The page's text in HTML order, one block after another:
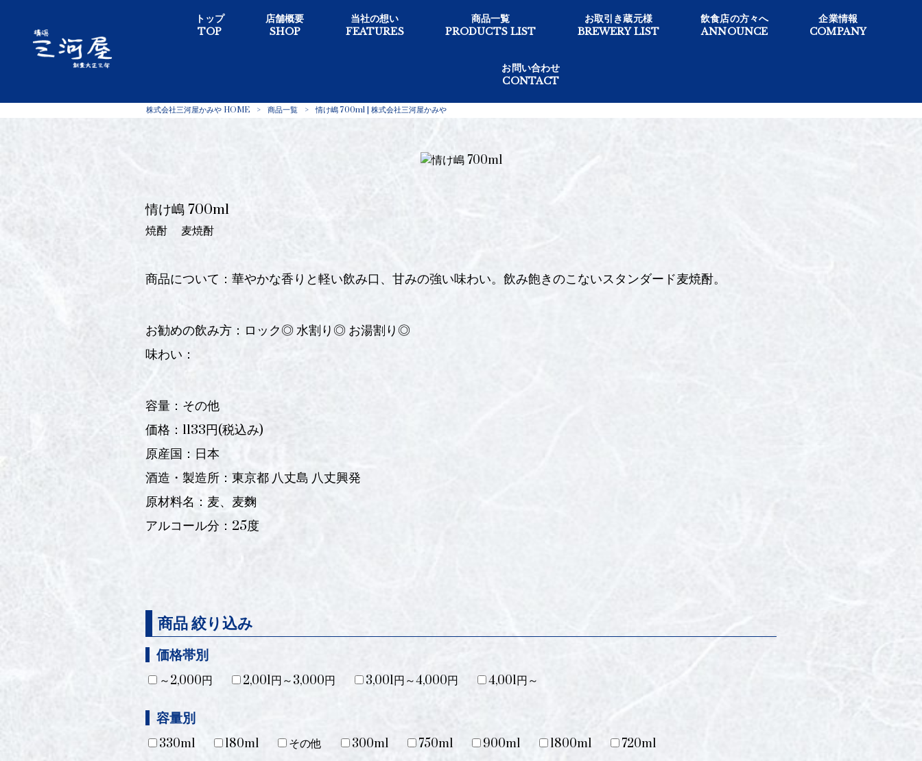
トップ
TOP
店舗概要
SHOP
当社の想い
FEATURES
商品一覧
PRODUCTS LIST
お取引き蔵元様
BREWERY LIST
飲食店の方々へ
ANNOUNCE
企業情報
COMPANY
お問い合わせ
CONTACT
株式会社三河屋かみや HOME > 商品一覧 > 情け嶋 700ml | 株式会社三河屋かみや
情け嶋 700ml
焼酎 麦焼酎
商品について：華やかな香りと軽い飲み口、甘みの強い味わい。飲み飽きのこないスタンダード麦焼酎。
お勧めの飲み方：ロック◎ 水割り◎ お湯割り◎
味わい：
容量：その他
価格：1133円(税込み)
原産国：日本
酒造・製造所：東京都 八丈島 八丈興発
原材料名：麦、麦麴
アルコール分：25度
商品 絞り込み
価格帯別
～2,000円
2,001円～3,000円 3,001円～4,000円 4,001円～
容量別
330ml
180ml その他 300ml 750ml 900ml 1800ml 720ml